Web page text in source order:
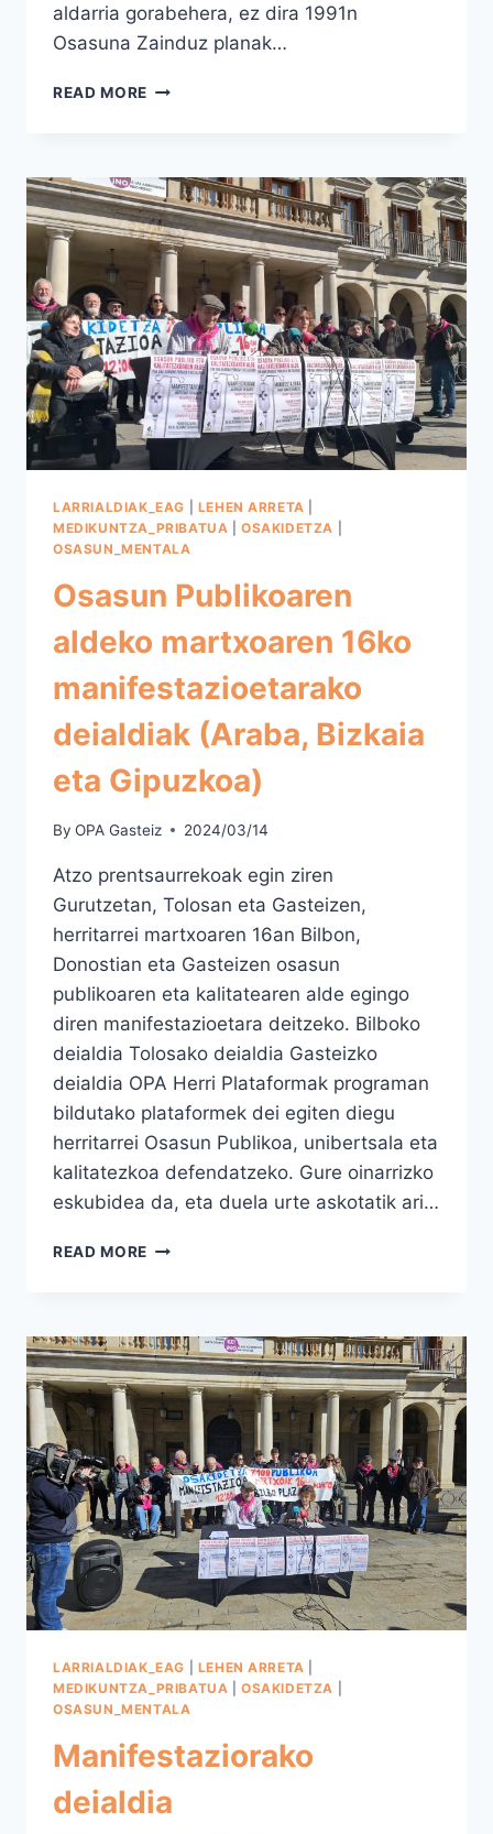
aldarria gorabehera, ez dira 1991n
Osasuna Zainduz planak…
READ MORE ZERGATIK
LARRIALDIAK_EAG LEHEN ARRETA
MEDIKUNTZA_PRIBATUA |OSAKIDETZA
OSASUN_MENTALA
Osasun Publikoaren
aldeko martxoaren 16ko
manifestazioetarako
deialdiak (Araba, Bizkaia
eta Gipuzkoa)
By OPA Gasteiz 2024/03/14
Atzo prentsaurrekoak egin ziren
Gurutzetan, Tolosan eta Gasteizen,
herritarrei martxoaren 16an Bilbon,
Donostian eta Gasteizen osasun
publikoaren eta kalitatearen alde egingo
diren manifestazioetara deitzeko. Bilboko
deialdia Tolosako deialdia Gasteizko
deialdia OPA Herri Plataformak programan
bildutako plataformek dei egiten diegu
herritarrei Osasun Publikoa, unibertsala eta
kalitatezkoa defendatzeko. Gure oinarrizko
eskubidea da, eta duela urte askotatik ari…
READ MORE OSASUN
16KO
MANIFESTAZIOETARAKO
DEIALDIAK
(ARABA,
BIZKAIA
ETA
GIPUZKOA)
LARRIALDIAK_EAG LEHEN ARRETA
MEDIKUNTZA_PRIBATUA |OSAKIDETZA
OSASUN_MENTALA
Manifestaziorako
deialdia